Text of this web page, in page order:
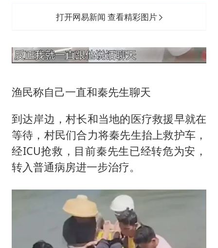
打开网易新闻 查看精彩图片
渔民称自己一直和秦先生聊天
到达岸边，村长和当地的医疗救援早就在
等待，村民们合力将秦先生抬上救护车，
经ICU抢救，目前秦先生已经转危为安，
转入普通病房进一步治疗。